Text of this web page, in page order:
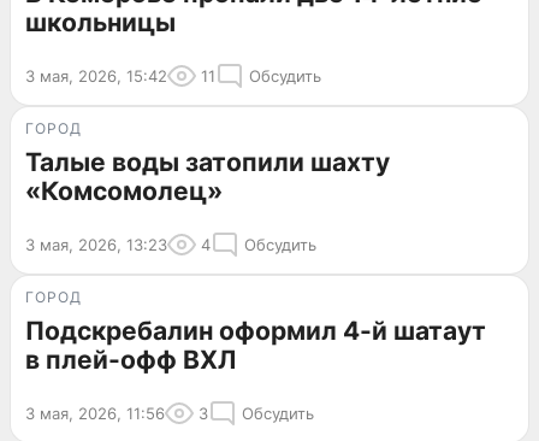
школьницы
3 мая, 2026, 15:42 11 Обсудить
ГОРОД
Талые воды затопили шахту
«Комсомолец»
3 мая, 2026, 13:23 4 Обсудить
ГОРОД
Подскребалин оформил 4-й шатаут
в плей-офф ВХЛ
3 мая, 2026, 11:56 3 Обсудить